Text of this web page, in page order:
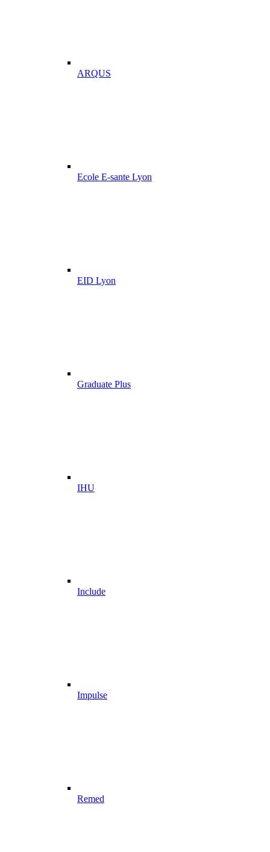
ARQUS
Ecole E-sante Lyon
EID Lyon
Graduate Plus
IHU
Include
Impulse
Remed